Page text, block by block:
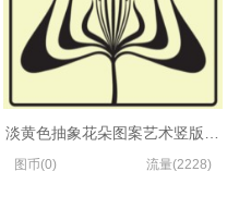
作
淡黄色抽象花朵图案艺术竖版名片
图币(0) 流量(2228)